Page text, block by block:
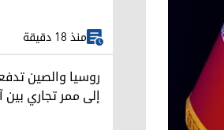
منذ 18 دقيقة
روسيا والصين
إلى ممر تجاري بين